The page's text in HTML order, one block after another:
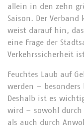
allein in den zehn
Saison. Der Verband
weist darauf hin,
eine Frage der
Verkehrssicherheit
Feuchtes Laub auf
werden – besonders
Deshalb ist es
wird – sowohl durch
als auch durch